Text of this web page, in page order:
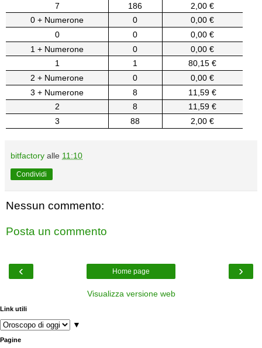
7
186
2,00 €
0 + Numerone
0
0,00 €
0
0
0,00 €
1 + Numerone
0
0,00 €
1
1
80,15 €
2 + Numerone
0
0,00 €
3 + Numerone
8
11,59 €
2
8
11,59 €
3
88 2,00 €
bitfactory alle 11:10
Condividi
Nessun commento:
Posta un commento
‹ ›
Home page
Visualizza versione web
Link utili
▼
Pagine